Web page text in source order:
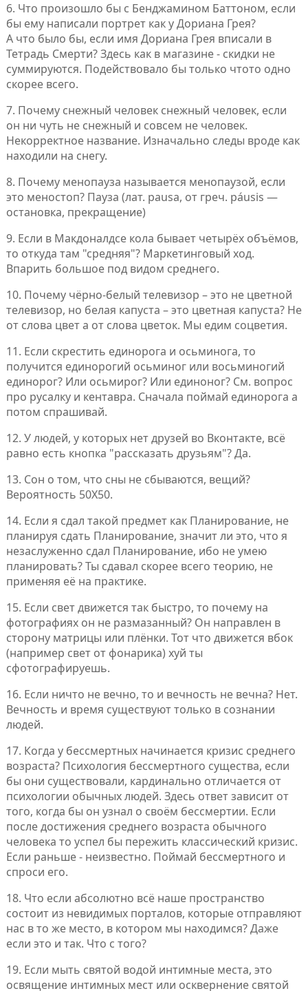
6. Что произошло бы с Бенджамином Баттоном, если
бы ему написали портрет как у Дориана Грея?
А что было бы, если имя Дориана Грея вписали в
Тетрадь Смерти? Здесь как в магазине - скидки не
суммируются. Подействовало бы только чтото одно
скорее всего.
7. Почему снежный человек снежный человек, если
он ни чуть не снежный и совсем не человек.
Некорректное название. Изначально следы вроде как
находили на снегу.
8. Почему менопауза называется менопаузой, если
это меностоп? Пауза (лат. pausa, от греч. páusis —
остановка, прекращение)
9. Если в Макдоналдсе кола бывает четырёх объёмов,
то откуда там "средняя"? Маркетинговый ход.
Впарить большое под видом среднего.
10. Почему чёрно-белый телевизор – это не цветной
телевизор, но белая капуста – это цветная капуста? Не
от слова цвет а от слова цветок. Мы едим соцветия.
11. Если скрестить единорога и осьминога, то
получится единорогий осьминог или восьминогий
единорог? Или осьмирог? Или единоног? См. вопрос
про русалку и кентавра. Сначала поймай единорога а
потом спрашивай.
12. У людей, у которых нет друзей во Вконтакте, всё
равно есть кнопка "рассказать друзьям"? Да.
13. Сон о том, что сны не сбываются, вещий?
Вероятность 50Х50.
14. Если я сдал такой предмет как Планирование, не
планируя сдать Планирование, значит ли это, что я
незаслуженно сдал Планирование, ибо не умею
планировать? Ты сдавал скорее всего теорию, не
применяя её на практике.
15. Если свет движется так быстро, то почему на
фотографиях он не размазанный? Он направлен в
сторону матрицы или плёнки. Тот что движется вбок
(например свет от фонарика) хуй ты
сфотографируешь.
16. Если ничто не вечно, то и вечность не вечна? Нет.
Вечность и время существуют только в сознании
людей.
17. Когда у бессмертных начинается кризис среднего
возраста? Психология бессмертного существа, если
бы они существовали, кардинально отличается от
психологии обычных людей. Здесь ответ зависит от
того, когда бы он узнал о своём бессмертии. Если
после достижения среднего возраста обычного
человека то успел бы пережить классический кризис.
Если раньше - неизвестно. Поймай бессмертного и
спроси его.
18. Что если абсолютно всё наше пространство
состоит из невидимых порталов, которые отправляют
нас в то же место, в котором мы находимся? Даже
если это и так. Что с того?
19. Если мыть святой водой интимные места, это
освящение интимных мест или осквернение святой